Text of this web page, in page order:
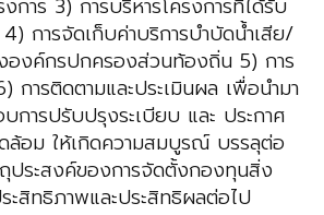
าร 3) การบริหารโครงการที่ได้รับ
การจัดเก็บค่าบริการบำบัดน้ำเสีย/
องค์กรปกครองส่วนท้องถิ่น 5) การ
การติดตามและประเมินผล เพื่อนำมา
การปรับปรุงระเบียบ และ ประกาศ
อม ให้เกิดความสมบูรณ์ บรรลุต่อ
ประสงค์ของการจัดตั้งกองทุนสิ่ง
สิทธิภาพและประสิทธิผลต่อไป